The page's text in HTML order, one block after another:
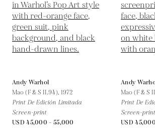
Andy Warhol
Mao (F & S II.94), 1972
Print De Edición Limitada
Screen-print
USD 45,000 - 55,000
Andy
Mao (F & S
Print De
Screen-print
USD